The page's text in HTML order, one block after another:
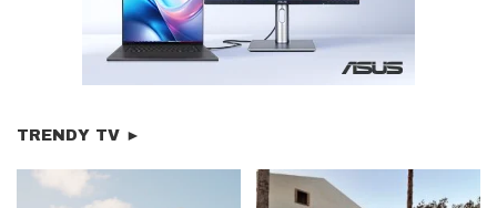
TRENDY TV ►